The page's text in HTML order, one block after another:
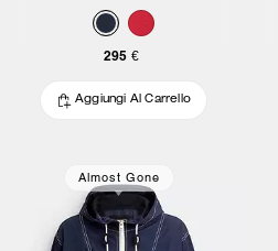
295 €
Aggiungi Al Carrello
Almost Gone